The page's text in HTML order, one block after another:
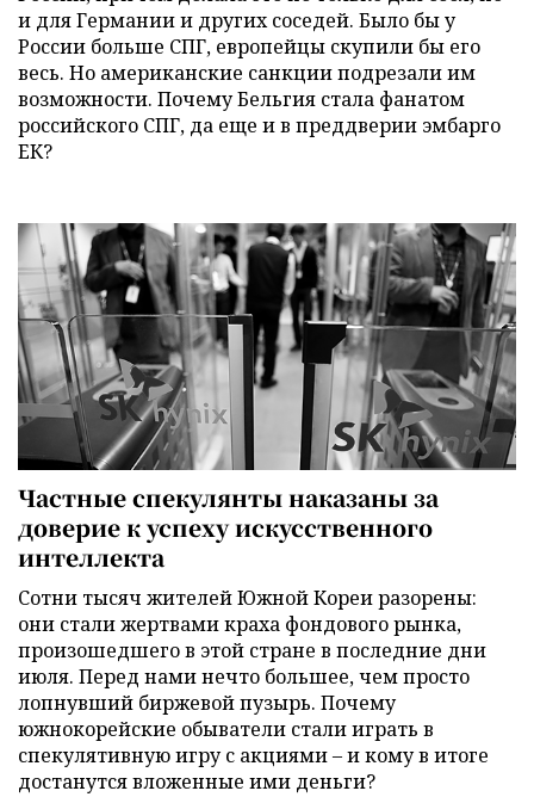
и для Германии и других соседей. Было бы у
России больше СПГ, европейцы скупили бы его
весь. Но американские санкции подрезали им
возможности. Почему Бельгия стала фанатом
российского СПГ, да еще и в преддверии эмбарго
ЕК?
Частные спекулянты наказаны за
доверие к успеху искусственного
интеллекта
Сотни тысяч жителей Южной Кореи разорены:
они стали жертвами краха фондового рынка,
произошедшего в этой стране в последние дни
июля. Перед нами нечто большее, чем просто
лопнувший биржевой пузырь. Почему
южнокорейские обыватели стали играть в
спекулятивную игру с акциями – и кому в итоге
достанутся вложенные ими деньги?